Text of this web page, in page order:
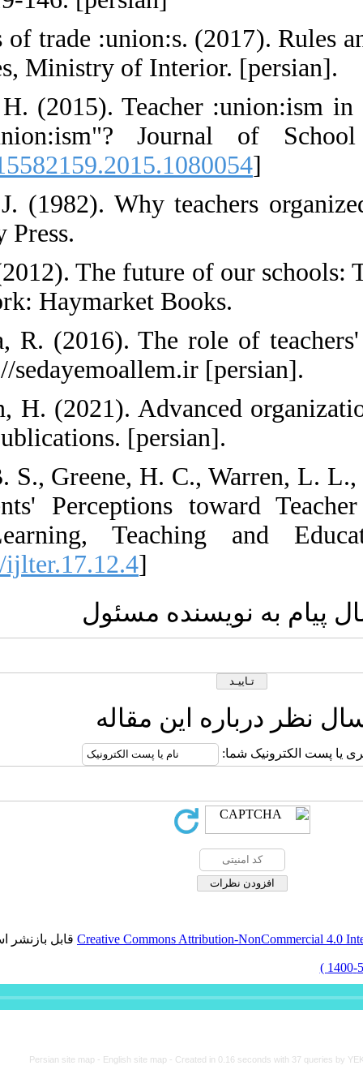
48.
executive
49. Stevenson,
real "new
[DOI:10.1080/
50. Urban, W.
51. Weiner, L.
justice. New
52. Zaer
education.
53. Zarei
Tehran: Agah
54. Zugelder,
Master's
Journal of
است.